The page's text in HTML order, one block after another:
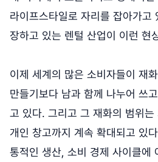
라이프스타일로 자리를 잡아가고
장하고 있는 렌털 산업이 이런 현
이제 세계의 많은 소비자들이 재
만들기보다 남과 함께 나누어 쓰
고 있다. 그리고 그 재화의 범위
개인 창고까지 계속 확대되고 있
통적인 생산, 소비 경제 사이클에